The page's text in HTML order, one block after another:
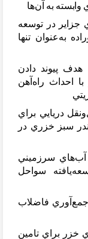
وابسته به آنها
در توسعه
بهعنوان تنها
هدف پيوند دادن
احداث راه آهن
ونقل دريايي براي
بندر سبز خزري در
هاي سرزميني
یافته سواحل
آوري فاضلاب
خزر براي تامین